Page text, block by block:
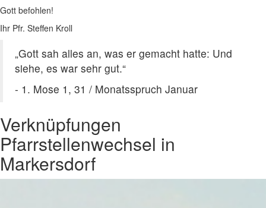
Gott befohlen!
Ihr Pfr. Steffen Kroll
„Gott sah alles an, was er gemacht hatte: Und
siehe, es war sehr gut.“
- 1. Mose 1, 31 / Monatsspruch Januar
Verknüpfungen
Pfarrstellenwechsel in
Markersdorf